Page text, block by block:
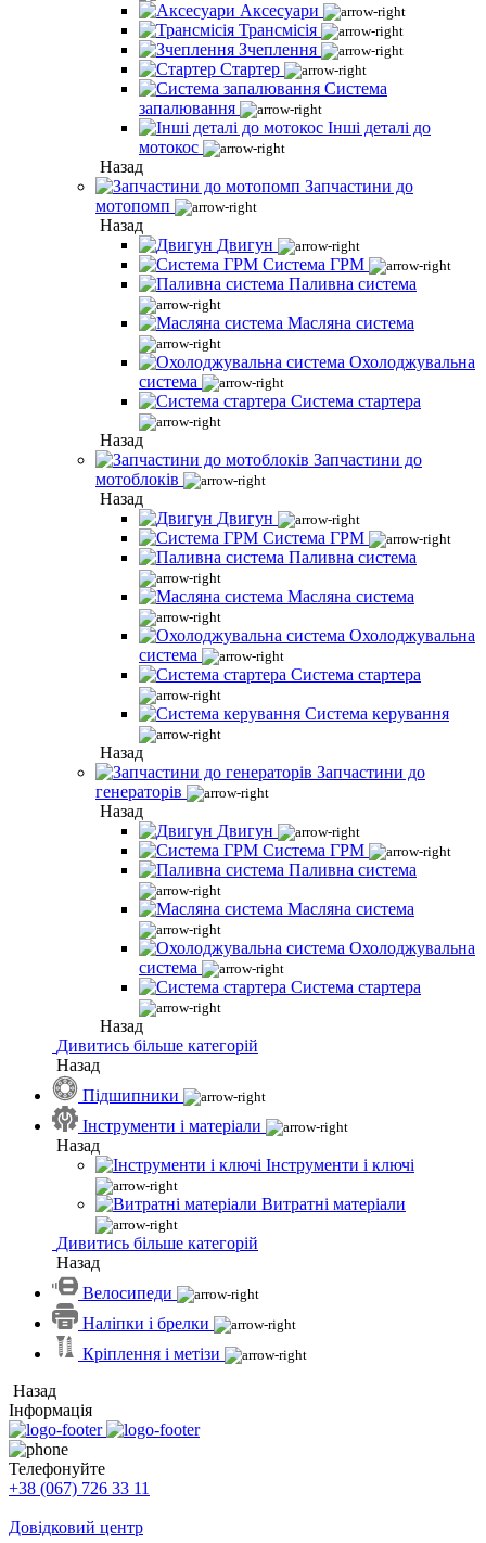
Аксесуари
Трансмісія
Зчеплення
Стартер
Система
запалювання
Інші деталі до
мотокос
Назад
Запчастини до
мотопомп
Назад
Двигун
Система ГРМ
Паливна система
Масляна система
Охолоджувальна
система
Система стартера
Назад
Запчастини до
мотоблоків
Назад
Двигун
Система ГРМ
Паливна система
Масляна система
Охолоджувальна
система
Система стартера
Система керування
Назад
Запчастини до
генераторів
Назад
Двигун
Система ГРМ
Паливна система
Масляна система
Охолоджувальна
система
Система стартера
Назад
Дивитись більше категорій
Назад
Підшипники
Інструменти і матеріали
Назад
Інструменти і ключі
Витратні матеріали
Дивитись більше категорій
Назад
Велосипеди
Наліпки і брелки
Кріплення і метізи
Назад
Інформація
Телефонуйте
+38 (067) 726 33 11
Довідковий центр